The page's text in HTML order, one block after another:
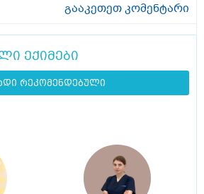
გააკეთეთ კომენტარი
ექიმები
რეკომენდებული